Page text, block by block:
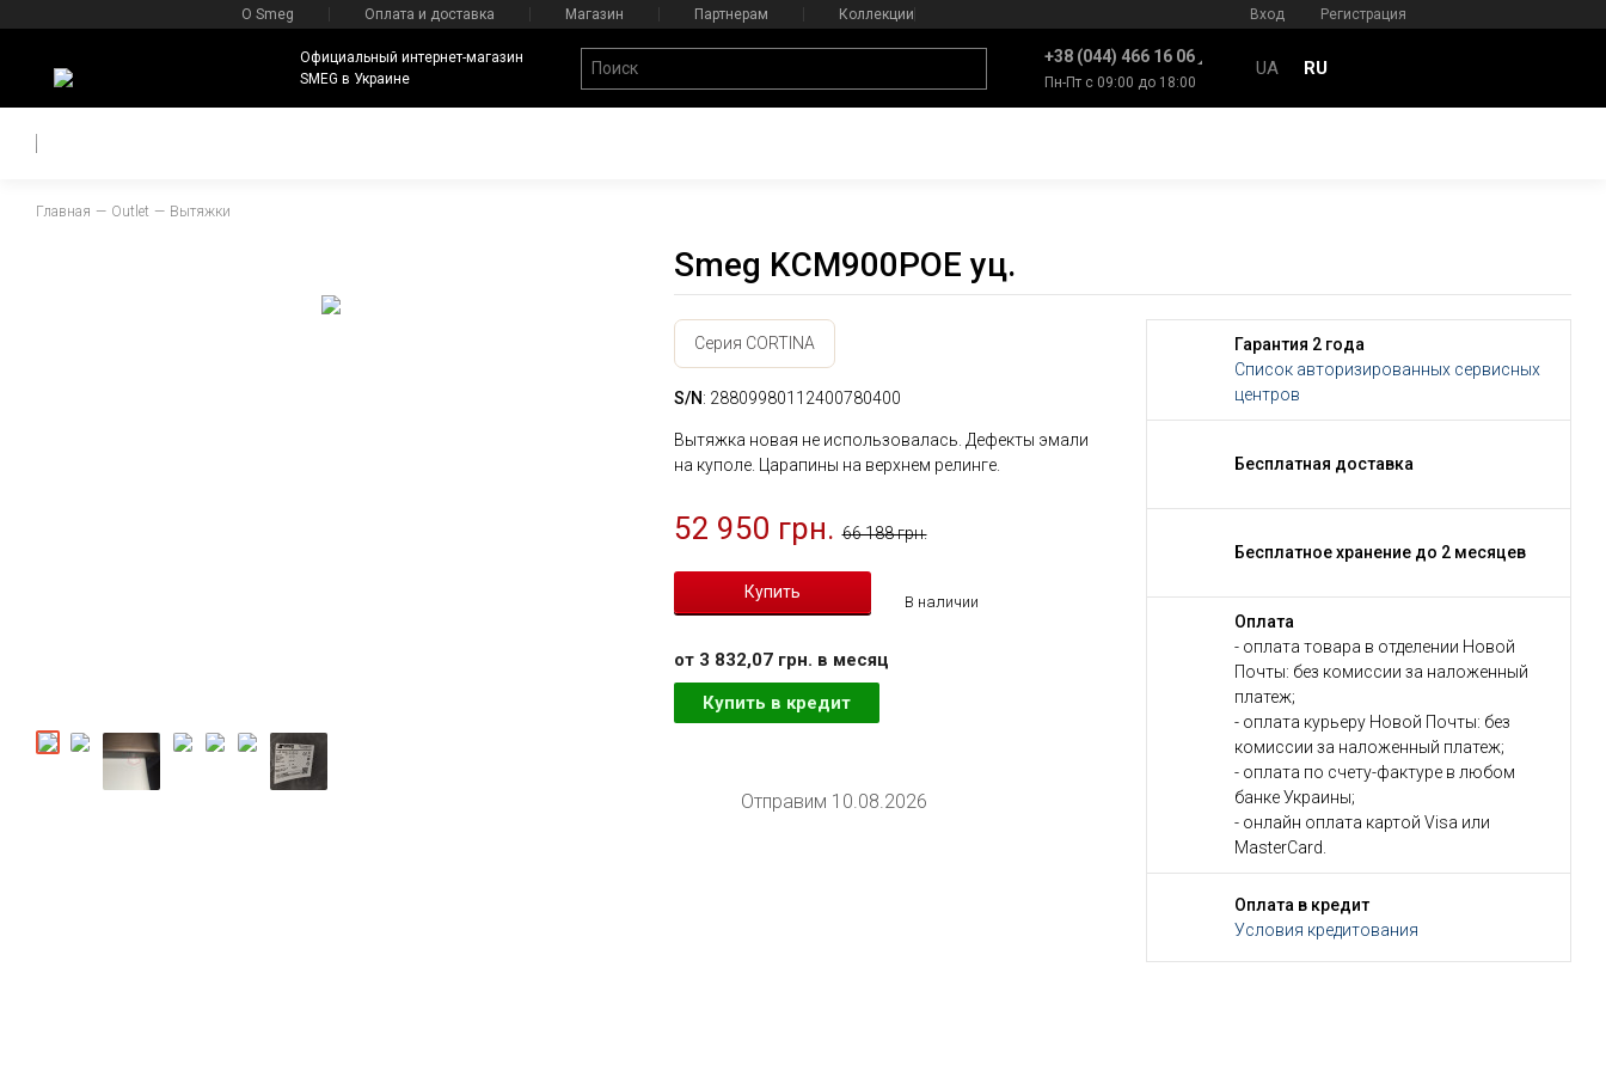
О Smeg Оплата и доставка Магазин Партнерам Коллекции Вход Регистрация
Официальный интернет-магазин
SMEG в Украине
+38 (044) 466 16 06
Пн-Пт с 09:00 до 18:00
UA RU
Главная Outlet Вытяжки
Smeg KCM900POE уц.
Серия CORTINA
S/N: 28809980112400780400
Вытяжка новая не использовалась. Дефекты эмали
на куполе. Царапины на верхнем релинге.
52 950 грн. 66 188 грн.
В наличии
от 3 832,07 грн. в месяц
Купить в кредит
Отправим 10.08.2026
Гарантия 2 года
Список авторизированных сервисных
центров
Бесплатная доставка
Бесплатное хранение до 2 месяцев
Оплата
- оплата товара в отделении Новой
Почты: без комиссии за наложенный
платеж;
- оплата курьеру Новой Почты: без
комиссии за наложенный платеж;
- оплата по счету-фактуре в любом
банке Украины;
- онлайн оплата картой Visa или
MasterCard.
Оплата в кредит
Условия кредитования